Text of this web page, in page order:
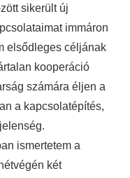
sikerült új
immáron
elsődleges céljának
kooperáció
számára éljen a
a kapcsolatépítés,
ismertetem a
két